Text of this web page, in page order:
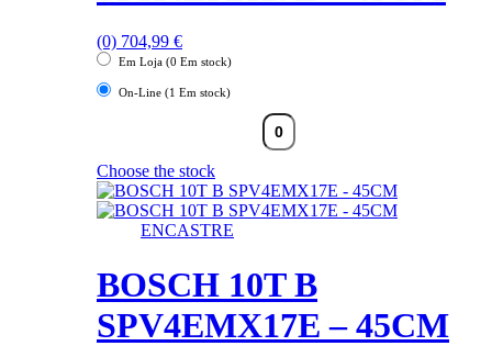
(0) 704,99 €
Em Loja (0 Em stock)
On-Line (1 Em stock)
Choose the stock
ENCASTRE
BOSCH 10T B
SPV4EMX17E – 45CM